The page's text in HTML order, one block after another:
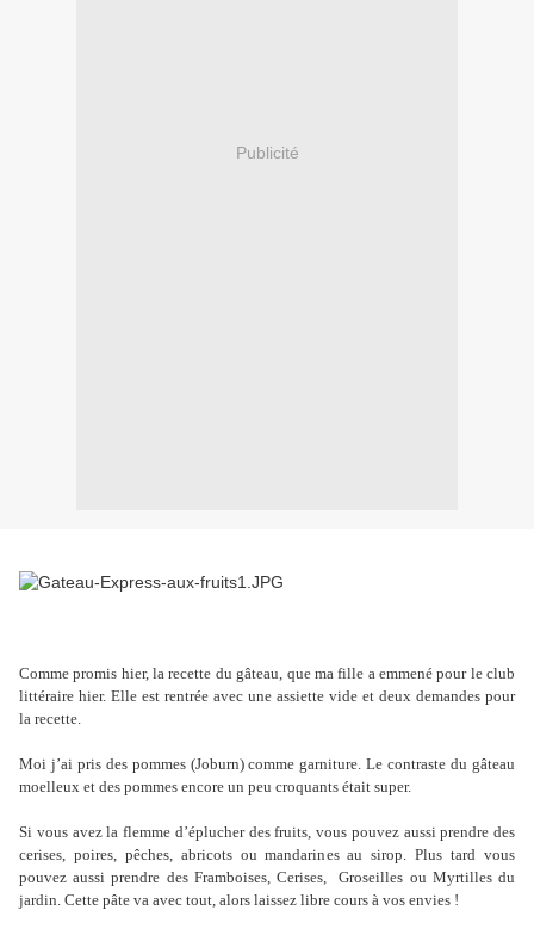
Publicité
Comme promis hier, la recette du gâteau, que ma fille a emmené pour le club
littéraire hier. Elle est rentrée avec une assiette vide et deux demandes pour
la recette.
Moi j’ai pris des pommes (Joburn) comme garniture. Le contraste du gâteau
moelleux et des pommes encore un peu croquants était super.
Si vous avez la flemme d’éplucher des fruits, vous pouvez aussi prendre des
cerises, poires, pêches, abricots ou mandarines au sirop. Plus tard vous
pouvez aussi prendre des Framboises, Cerises, Groseilles ou Myrtilles du
jardin. Cette pâte va avec tout, alors laissez libre cours à vos envies !